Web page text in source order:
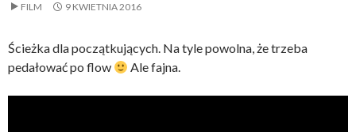
FILM 9 KWIETNIA 2016
Ścieżka dla początkujących. Na tyle powolna, że trzeba
pedałować po flow
Ale fajna.